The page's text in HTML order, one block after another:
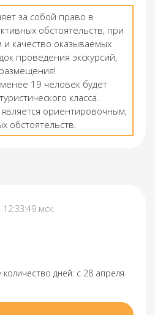
за собой право в
обстоятельств, при
качество оказываемых
проведения экскурсий,
19 человек будет
класса.
ориентировочным,
обстоятельств.
мск.
дней: с 28 апреля